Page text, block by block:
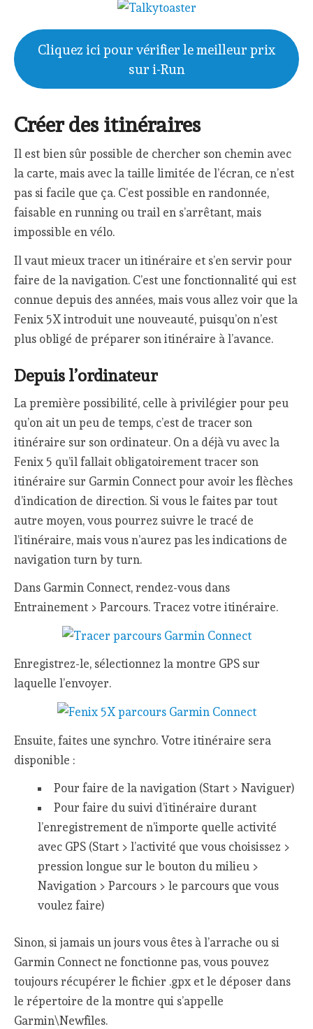
Cliquez ici pour vérifier le meilleur prix
sur i-Run
Créer des itinéraires
Il est bien sûr possible de chercher son chemin avec
la carte, mais avec la taille limitée de l’écran, ce n’est
pas si facile que ça. C’est possible en randonnée,
faisable en running ou trail en s’arrêtant, mais
impossible en vélo.
Il vaut mieux tracer un itinéraire et s’en servir pour
faire de la navigation. C’est une fonctionnalité qui est
connue depuis des années, mais vous allez voir que la
Fenix 5X introduit une nouveauté, puisqu’on n’est
plus obligé de préparer son itinéraire à l’avance.
Depuis l’ordinateur
La première possibilité, celle à privilégier pour peu
qu’on ait un peu de temps, c’est de tracer son
itinéraire sur son ordinateur. On a déjà vu avec la
Fenix 5 qu’il fallait obligatoirement tracer son
itinéraire sur Garmin Connect pour avoir les flèches
d’indication de direction. Si vous le faites par tout
autre moyen, vous pourrez suivre le tracé de
l’itinéraire, mais vous n’aurez pas les indications de
navigation turn by turn.
Dans Garmin Connect, rendez-vous dans
Entrainement > Parcours. Tracez votre itinéraire.
Enregistrez-le, sélectionnez la montre GPS sur
laquelle l’envoyer.
Ensuite, faites une synchro. Votre itinéraire sera
disponible :
Pour faire de la navigation (Start > Naviguer)
Pour faire du suivi d’itinéraire durant
l’enregistrement de n’importe quelle activité
avec GPS (Start > l’activité que vous choisissez >
pression longue sur le bouton du milieu >
Navigation > Parcours > le parcours que vous
voulez faire)
Sinon, si jamais un jours vous êtes à l’arrache ou si
Garmin Connect ne fonctionne pas, vous pouvez
toujours récupérer le fichier .gpx et le déposer dans
le répertoire de la montre qui s’appelle
Garmin\Newfiles.